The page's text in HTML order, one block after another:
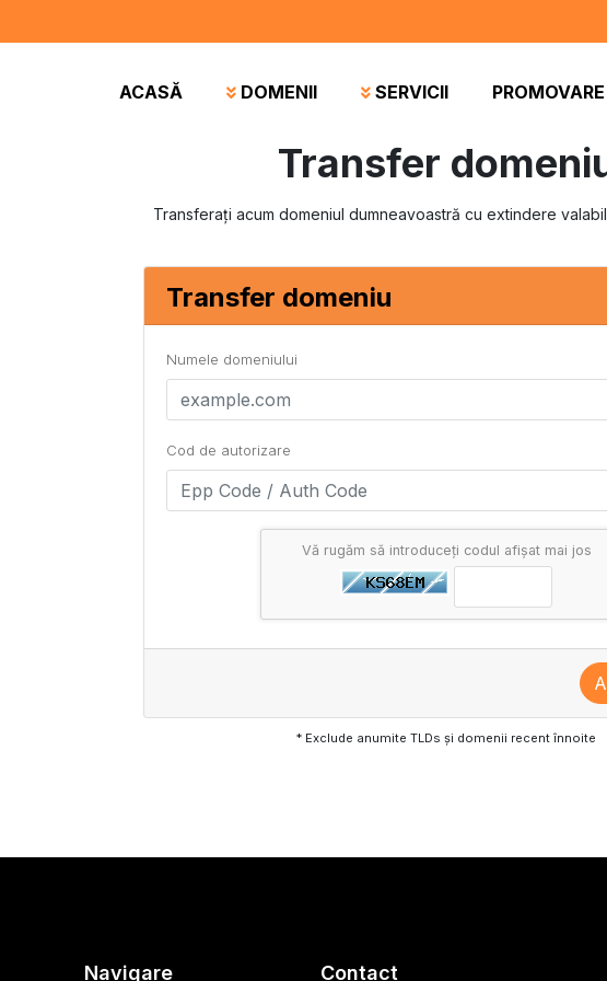
ACASĂ DOMENII SERVICII PROMOVARE
Transfer
Transferați acum domeniul dumneavoastră cu extindere
Transfer domeniu
Numele domeniului
Cod de autorizare
Vă rugăm să introduceți codul afișat mai jos
* Exclude anumite TLDs și domenii recent înnoite
Navigare Contact